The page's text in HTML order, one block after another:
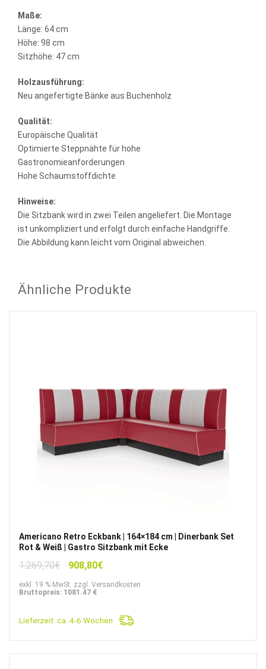
Maße:
Länge: 64 cm
Höhe: 98 cm
Sitzhöhe: 47 cm
Holzausführung:
Neu angefertigte Bänke aus Buchenholz
Qualität:
Europäische Qualität
Optimierte Steppnähte für hohe
Gastronomieanforderungen
Hohe Schaumstoffdichte
Hinweise:
Die Sitzbank wird in zwei Teilen angeliefert. Die Montage
ist unkompliziert und erfolgt durch einfache Handgriffe.
Die Abbildung kann leicht vom Original abweichen.
Ähnliche Produkte
Americano Retro Eckbank | 164×184 cm | Dinerbank Set
Rot & Weiß | Gastro Sitzbank mit Ecke
1.269,70€
Ursprünglicher
war:
908,80€Aktueller
ist:
exkl. 19 % MwSt. zzgl. Versandkosten
Bruttopreis: 1081.47 €
Lieferzeit: ca. 4-6 Wochen